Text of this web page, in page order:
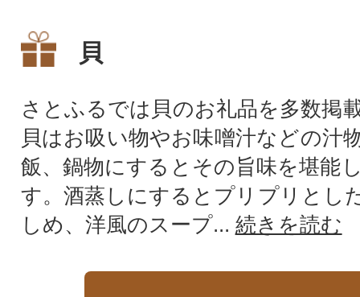
殻付(フルシェル)の状態でお届
けします。牡蠣の殻を開ける
付。
い隠れた島の名産
貝
さとふるでは貝のお礼品を多数掲
貝はお吸い物やお味噌汁などの汁
飯、鍋物にするとその旨味を堪能
す。酒蒸しにするとプリプリとし
しめ、洋風のスープ... 続きを読む